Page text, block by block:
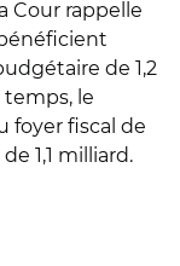
Cour rappelle
de 1,2
temps, le
foyer fiscal de
1,1 milliard.